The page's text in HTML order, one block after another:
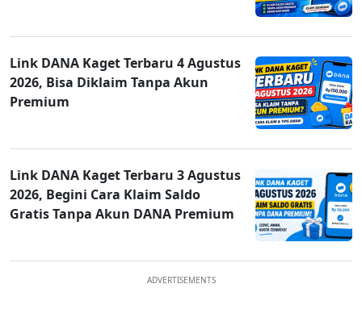
Link DANA Kaget Terbaru 4 Agustus
2026, Bisa Diklaim Tanpa Akun
Premium
Link DANA Kaget Terbaru 3 Agustus
2026, Begini Cara Klaim Saldo
Gratis Tanpa Akun DANA Premium
ADVERTISEMENTS